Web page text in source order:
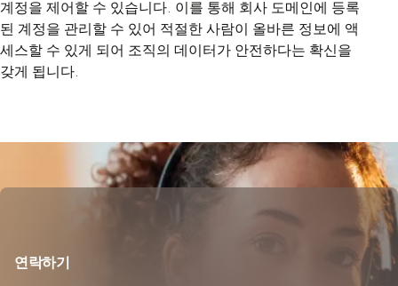
계정을 제어할 수 있습니다. 이를 통해 회사 도메인에 등록
된 계정을 관리할 수 있어 적절한 사람이 올바른 정보에 액
세스할 수 있게 되어 조직의 데이터가 안전하다는 확신을
갖게 됩니다.
연락하기